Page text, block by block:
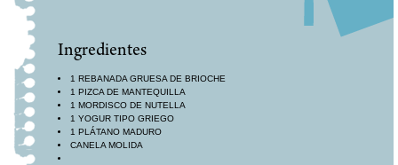
Ingredientes
1 REBANADA GRUESA DE BRIOCHE
1 PIZCA DE MANTEQUILLA
1 MORDISCO DE NUTELLA
1 YOGUR TIPO GRIEGO
1 PLÁTANO MADURO
CANELA MOLIDA